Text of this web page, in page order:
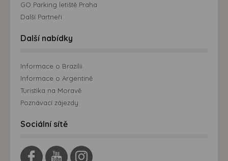
GO Parking letiště Praha
Další Partneři
Další nabídky
Informace o Brazílii
Informace o Argentině
Turistika na Moravě
Poznávací zájezdy
Sociální sítě